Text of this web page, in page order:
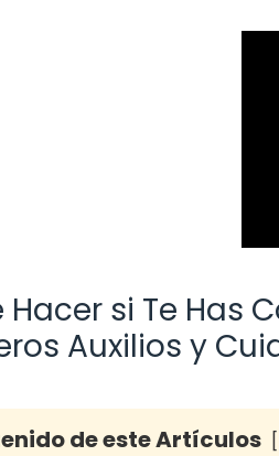
Hacer si Te Has
Auxilios y
de este Artículos